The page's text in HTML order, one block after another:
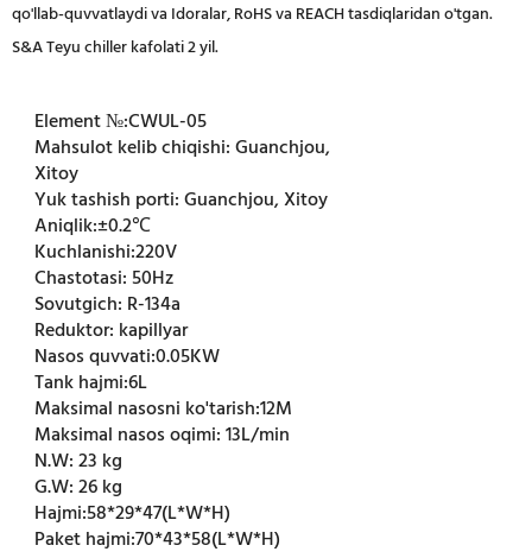
qo'llab-quvvatlaydi va Idoralar, RoHS va REACH tasdiqlaridan o'tgan.
S&A Teyu chiller kafolati 2 yil.
Element №:CWUL-05
Mahsulot kelib chiqishi:Guanchjou,
Xitoy
Yuk tashish porti:Guanchjou, Xitoy
Aniqlik:±0.2℃
Kuchlanishi:220V
Chastotasi:50Hz
Sovutgich: R-134a
Reduktor: kapillyar
Nasos quvvati:0.05KW
Tank hajmi:6L
Maksimal nasosni ko'tarish:12M
Maksimal nasos oqimi:13L/min
N.W:23 kg
G.W:26 kg
Hajmi:58*29*47(L*W*H)
Paket hajmi:70*43*58(L*W*H)